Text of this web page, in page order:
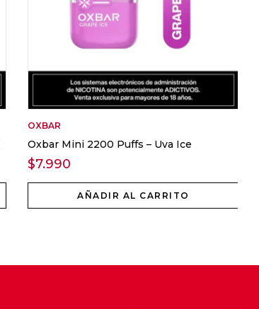
OXBAR
Oxbar Mini 2200 Puffs – Uva Ice
$7.990
AÑADIR AL CARRITO